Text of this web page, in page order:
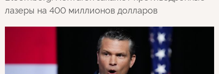
лазеры на 400 миллионов долларов